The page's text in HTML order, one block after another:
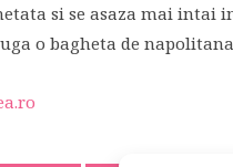
si se asaza mai intai
o bagheta de